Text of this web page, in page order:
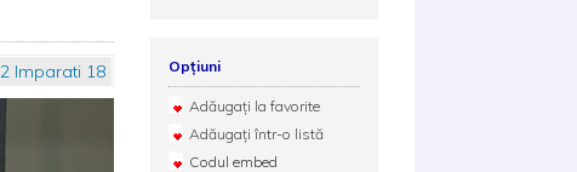
2 Imparati 18 Opțiuni
Adăugați la favorite
Adăugați într-o listă
Codul embed